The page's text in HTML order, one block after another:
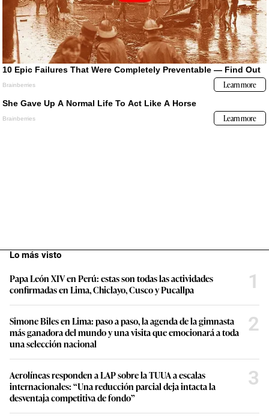
Lo más visto
Papa León XIV en Perú: estas son todas las actividades
confirmadas en Lima, Chiclayo, Cusco y Pucallpa
1
Simone Biles en Lima: paso a paso, la agenda de la gimnasta
más ganadora del mundo y una visita que emocionará a toda
una selección nacional
2
Aerolíneas responden a LAP sobre la TUUA a escalas
internacionales: “Una reducción parcial deja intacta la
desventaja competitiva de fondo”
3